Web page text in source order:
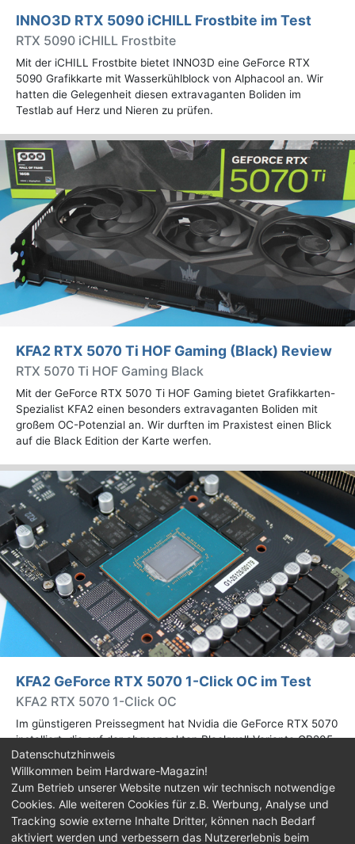
INNO3D RTX 5090 iCHILL Frostbite im Test
RTX 5090 iCHILL Frostbite
Mit der iCHILL Frostbite bietet INNO3D eine GeForce RTX
5090 Grafikkarte mit Wasserkühlblock von Alphacool an. Wir
hatten die Gelegenheit diesen extravaganten Boliden im
Testlab auf Herz und Nieren zu prüfen.
KFA2 RTX 5070 Ti HOF Gaming (Black) Review
RTX 5070 Ti HOF Gaming Black
Mit der GeForce RTX 5070 Ti HOF Gaming bietet Grafikkarten-
Spezialist KFA2 einen besonders extravaganten Boliden mit
großem OC-Potenzial an. Wir durften im Praxistest einen Blick
auf die Black Edition der Karte werfen.
KFA2 GeForce RTX 5070 1-Click OC im Test
KFA2 RTX 5070 1-Click OC
Im günstigeren Preissegment hat Nvidia die GeForce RTX 5070
installiert, die auf der abgespeckten Blackwell-Variante GB205
basiert. Wir haben uns ein Custom-Design von Hersteller KFA2
im Test genauer angesehen.
Impressum| Kontakt |Jobs |Datenschutz |
Consent‑Einstellungen |Haftungsausschluss
Datenschutzhinweis
Willkommen beim Hardware-Magazin!
Zum Betrieb unserer Website nutzen wir technisch notwendige
Cookies. Alle weiteren Cookies für z.B. Werbung, Analyse und
Tracking sowie externe Inhalte Dritter, können nach Bedarf
aktiviert werden und verbessern das Nutzererlebnis beim